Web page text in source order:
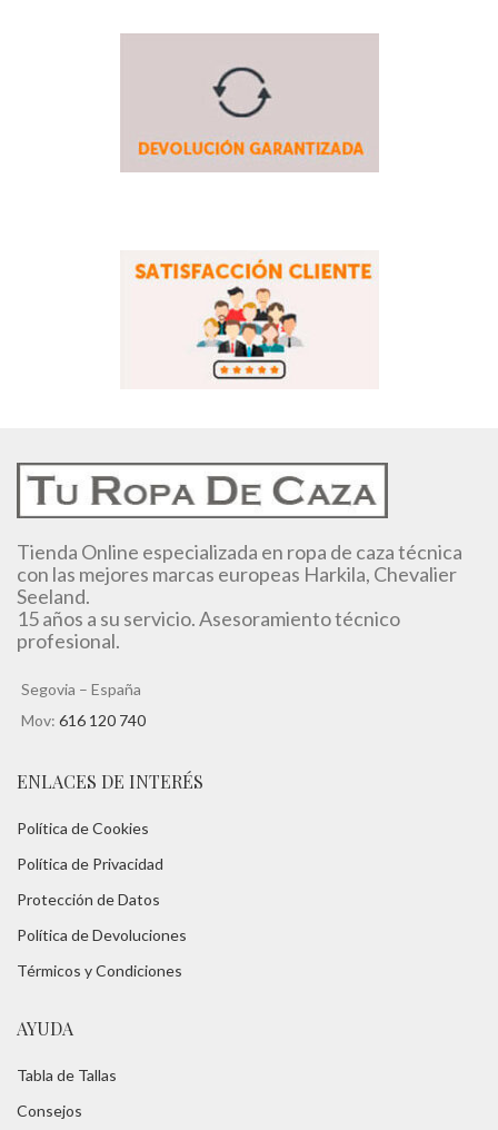
Tienda Online especializada en ropa de caza técnica
con las mejores marcas europeas Harkila, Chevalier
Seeland.
15 años a su servicio. Asesoramiento técnico
profesional.
Segovia – España
Mov: 616 120 740
ENLACES DE INTERÉS
Política de Cookies
Política de Privacidad
Protección de Datos
Política de Devoluciones
Térmicos y Condiciones
AYUDA
Tabla de Tallas
Consejos